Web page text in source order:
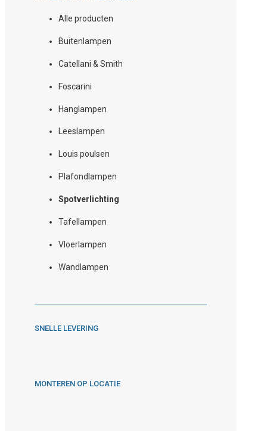
Alle producten
Buitenlampen
Catellani & Smith
Foscarini
Hanglampen
Leeslampen
Louis poulsen
Plafondlampen
Spotverlichting
Tafellampen
Vloerlampen
Wandlampen
SNELLE LEVERING
MONTEREN OP LOCATIE